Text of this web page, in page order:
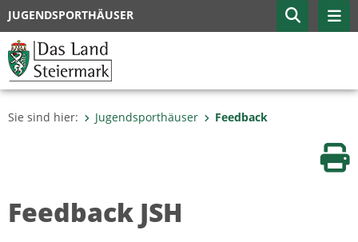
JUGENDSPORTHÄUSER
Sie sind hier: Jugendsporthäuser Feedback
Feedback JSH